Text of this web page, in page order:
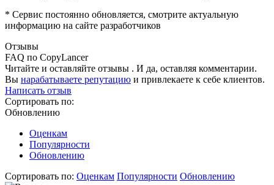
* Сервис постоянно обновляется, смотрите актуальную
информацию на сайте разработчиков
Отзывы
FAQ по CopyLancer
Читайте и оставляйте отзывы . И да, оставляя комментарии.
Вы нарабатываете репутацию и привлекаете к себе клиентов.
Написать отзыв
Сортировать по:
Обновлению
Оценкам
Популярности
Обновлению
Сортировать по: Оценкам Популярности Обновлению